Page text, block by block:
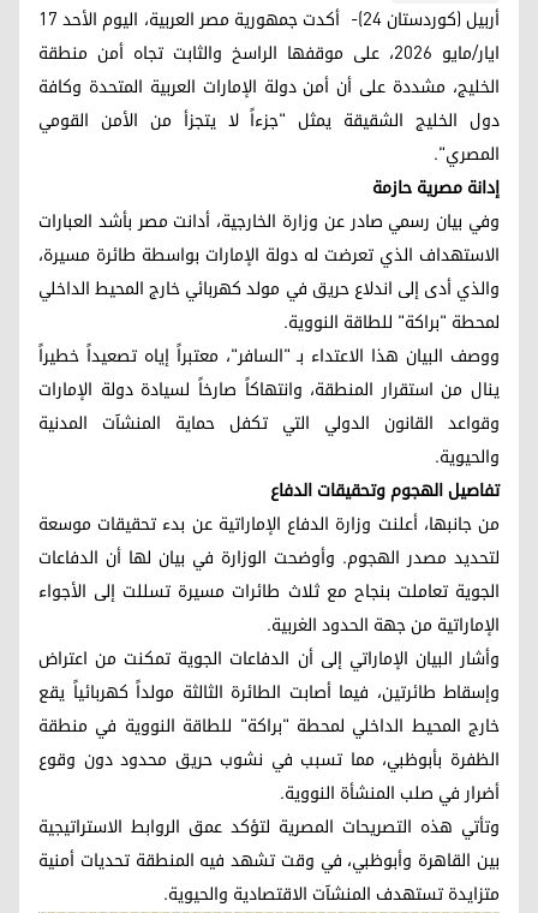
أربيل (كوردستان 24)- أكدت جمهورية مصر العربية، اليوم الأحد 17
ایار/مایو 2026، على موقفها الراسخ والثابت تجاه أمن منطقة
الخليج، مشددة على أن أمن دولة الإمارات العربية المتحدة وكافة
دول الخليج الشقيقة يمثل "جزءاً لا يتجزأ من الأمن القومي
المصري".
إدانة مصرية حازمة
وفي بيان رسمي صادر عن وزارة الخارجية، أدانت مصر بأشد العبارات
الاستهداف الذي تعرضت له دولة الإمارات بواسطة طائرة مسيرة،
والذي أدى إلى اندلاع حريق في مولد كهربائي خارج المحيط الداخلي
لمحطة "براكة" للطاقة النووية.
ووصف البيان هذا الاعتداء بـ "السافر"، معتبراً إياه تصعيداً خطيراً
ينال من استقرار المنطقة، وانتهاكاً صارخاً لسيادة دولة الإمارات
وقواعد القانون الدولي التي تكفل حماية المنشآت المدنية
والحيوية.
تفاصيل الهجوم وتحقيقات الدفاع
من جانبها، أعلنت وزارة الدفاع الإماراتية عن بدء تحقيقات موسعة
لتحديد مصدر الهجوم. وأوضحت الوزارة في بيان لها أن الدفاعات
الجوية تعاملت بنجاح مع ثلاث طائرات مسيرة تسللت إلى الأجواء
الإماراتية من جهة الحدود الغربية.
وأشار البيان الإماراتي إلى أن الدفاعات الجوية تمكنت من اعتراض
وإسقاط طائرتين، فيما أصابت الطائرة الثالثة مولداً كهربائياً يقع
خارج المحيط الداخلي لمحطة "براكة" للطاقة النووية في منطقة
الظفرة بأبوظبي، مما تسبب في نشوب حريق محدود دون وقوع
أضرار في صلب المنشأة النووية.
وتأتي هذه التصريحات المصرية لتؤكد عمق الروابط الاستراتيجية
بين القاهرة وأبوظبي، في وقت تشهد فيه المنطقة تحديات أمنية
متزايدة تستهدف المنشآت الاقتصادية والحيوية.